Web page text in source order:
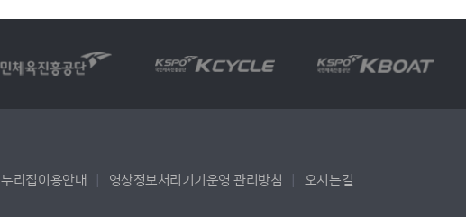
누리집이용안내 영상정보처리기기운영.관리방침 오시는길